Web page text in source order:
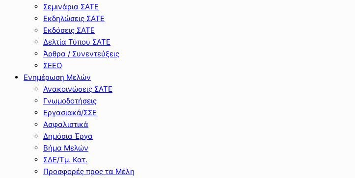
Σεμινάρια ΣΑΤΕ
Εκδηλώσεις ΣΑΤΕ
Εκδόσεις ΣΑΤΕ
Δελτία Τύπου ΣΑΤΕ
Άρθρα / Συνεντεύξεις
ΣΕΕΟ
Ενημέρωση Μελών
Ανακοινώσεις ΣΑΤΕ
Γνωμοδοτήσεις
Εργασιακά/ΣΣΕ
Ασφαλιστικά
Δημόσια Έργα
Βήμα Μελών
ΣΔΕ/Τμ. Κατ.
Προσφορές προς τα Μέλη